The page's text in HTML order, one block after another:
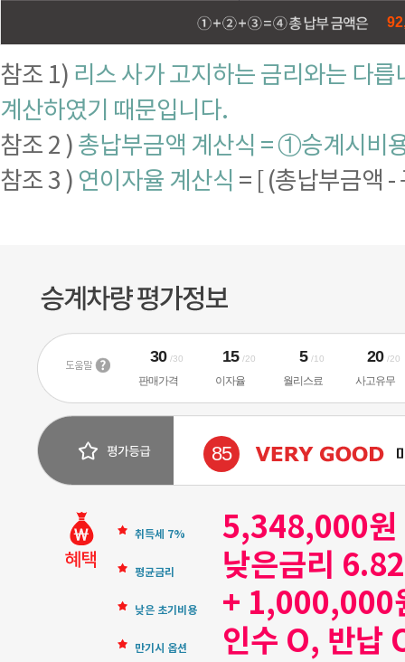
참조 1) 리스 사가 고지하는 금리와는 다
계산하였기 때문입니다.
참조 2 ) 총납부금액 계산식 = ①승계시비
참조 3 ) 연이자율 계산식 = [ (총납부금액 -
판매가격
30/30
이자율
15/20
월리스료
5 /10
사고유무
20/20
85
취득세 7% 5,348,000원
평균금리 낮은금리
낮은 초기비용 + 1,000,000
만기시 옵션 인수 O, 반납